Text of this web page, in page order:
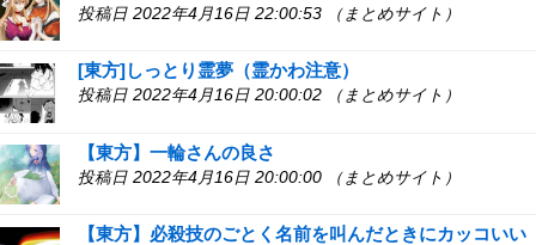
投稿日 2022年4月16日 22:00:53 （まとめサイト）
[東方]しっとり霊夢（霊かわ注意）
投稿日 2022年4月16日 20:00:02 （まとめサイト）
【東方】一輪さんの良さ
投稿日 2022年4月16日 20:00:00 （まとめサイト）
【東方】必殺技のごとく名前を叫んだときにカッコいい